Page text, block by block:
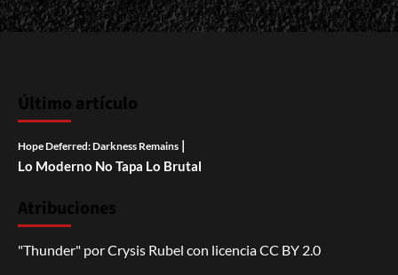
Último artículo
Hope Deferred: Darkness Remains |
Lo Moderno No Tapa Lo Brutal
Atribuciones
"Thunder" porCrysis Rubel con licenciaCC BY 2.0